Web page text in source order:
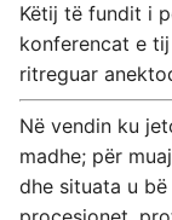
Këtij të fundit i
konferencat e
ritreguar
Në vendin ku
madhe; për
dhe situata u